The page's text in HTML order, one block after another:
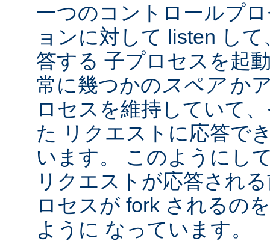
一つのコントロールプ
ョンに対して listen し
答する 子プロセスを起
常に幾つかのスペアか
ロセスを維持していて
た リクエストに応答で
います。 このようにし
リクエストが応答され
ロセスが fork されるの
ように なっています。